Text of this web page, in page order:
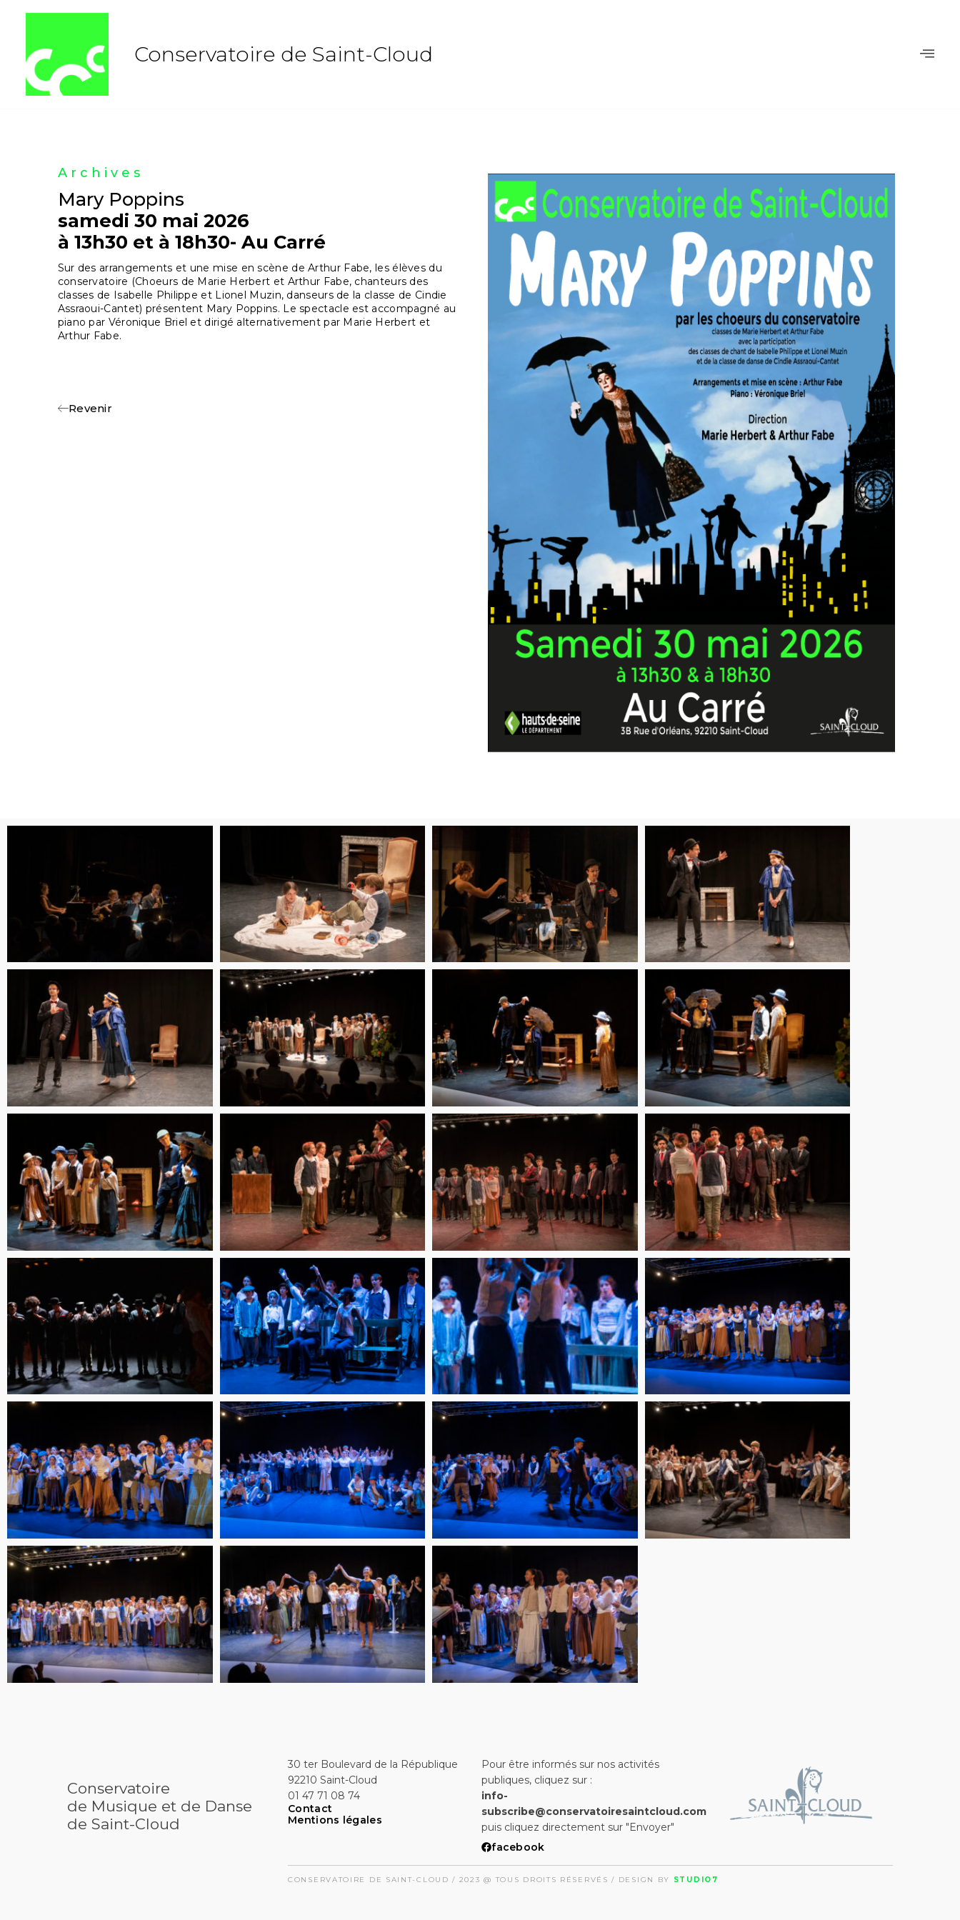
Conservatoire de Saint-Cloud
Archives
Mary Poppins
samedi 30 mai 2026
à 13h30 et à 18h30- Au Carré
Sur des arrangements et une mise en scène de Arthur Fabe, les élèves du
conservatoire (Choeurs de Marie Herbert et Arthur Fabe, chanteurs des
classes de Isabelle Philippe et Lionel Muzin, danseurs de la classe de Cindie
Assraoui-Cantet) présentent Mary Poppins. Le spectacle est accompagné au
piano par Véronique Briel et dirigé alternativement par Marie Herbert et
Arthur Fabe.
Revenir
Conservatoire
de Musique et de Danse
de Saint-Cloud
30 ter Boulevard de la République
92210 Saint-Cloud
01 47 71 08 74
Contact
Mentions légales
Pour être informés sur nos activités
publiques, cliquez sur :
info-
subscribe@conservatoiresaintcloud.com
puis cliquez directement sur "Envoyer"
facebook
CONSERVATOIRE DE SAINT-CLOUD / 2023 @ TOUS DROITS RÉSERVÉS / DESIGN BY STUDIO7